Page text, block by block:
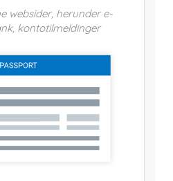
websider, herunder e-
kontotilmeldinger